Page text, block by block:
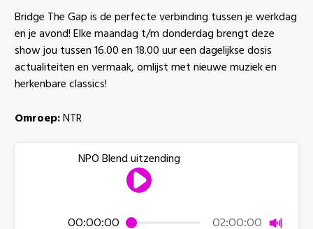
Bridge The Gap is de perfecte verbinding tussen je werkdag
en je avond! Elke maandag t/m donderdag brengt deze
show jou tussen 16.00 en 18.00 uur een dagelijkse dosis
actualiteiten en vermaak, omlijst met nieuwe muziek en
herkenbare classics!
Omroep: NTR
00:00:00 02:00:00 Dempen
NPO Blend uitzending